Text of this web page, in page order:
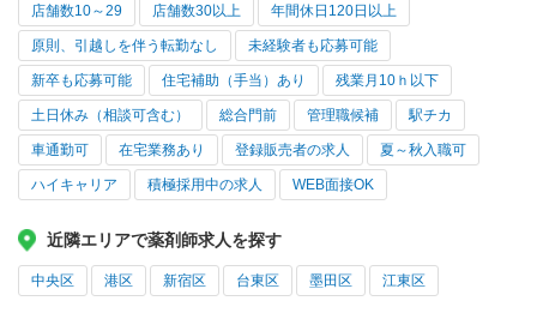
店舗数10～29 店舗数30以上 年間休日120日以上
原則、引越しを伴う転勤なし 未経験者も応募可能
新卒も応募可能 住宅補助（手当）あり 残業月10ｈ以下
土日休み（相談可含む） 総合門前 管理職候補 駅チカ
車通勤可 在宅業務あり 登録販売者の求人 夏～秋入職可
ハイキャリア 積極採用中の求人 WEB面接OK
近隣エリアで薬剤師求人を探す
中央区 港区 新宿区 台東区 墨田区 江東区